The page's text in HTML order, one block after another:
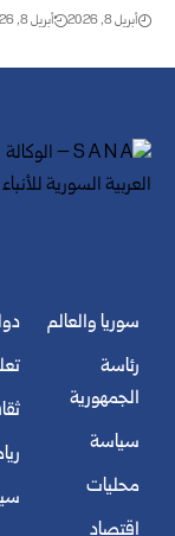
أبريل 8, 2026 أبريل 8, 2026
سوريا والعالم
رئاسة
الجمهورية
سياسة
محليات
اقتصاد